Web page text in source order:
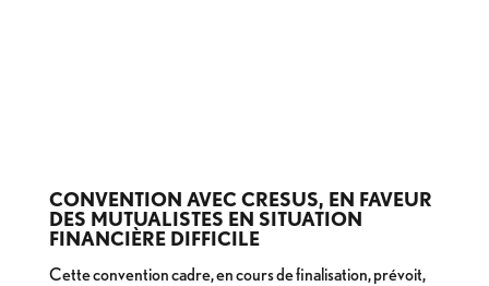
CONVENTION AVEC CRESUS, EN FAVEUR
DES MUTUALISTES EN SITUATION
FINANCIÈRE DIFFICILE
Cette convention cadre, en cours de finalisation, prévoit,